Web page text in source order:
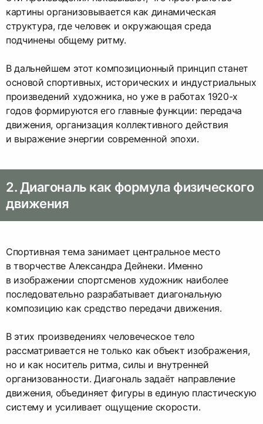
картины организовывается как динамическая
структура, где человек и окружающая среда
подчинены общему ритму.
В дальнейшем этот композиционный принцип станет
основой спортивных, исторических и индустриальных
произведений художника, но уже в работах 1920-х
годов формируются его главные функции: передача
движения, организация коллективного действия
и выражение энергии современной эпохи.
2. Диагональ как формула физического
движения
Спортивная тема занимает центральное место
в творчестве Александра Дейнеки. Именно
в изображении спортсменов художник наиболее
последовательно разрабатывает диагональную
композицию как средство передачи движения.
В этих произведениях человеческое тело
рассматривается не только как объект изображения,
но и как носитель ритма, силы и внутренней
организованности. Диагональ задаёт направление
движения, объединяет фигуры в единую пластическую
систему и усиливает ощущение скорости.